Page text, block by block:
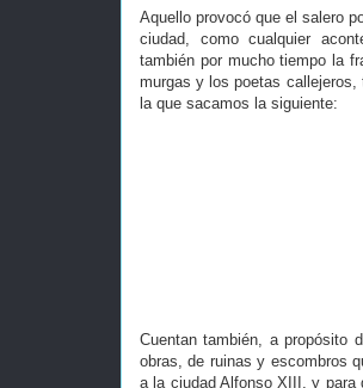
Aquello provocó que el salero
ciudad, como cualquier
también por mucho tiempo la
murgas y los poetas
la que sacamos la siguiente:
Cuentan también, a propósito
obras, de ruinas y escombros
a la ciudad Alfonso XIII, y para